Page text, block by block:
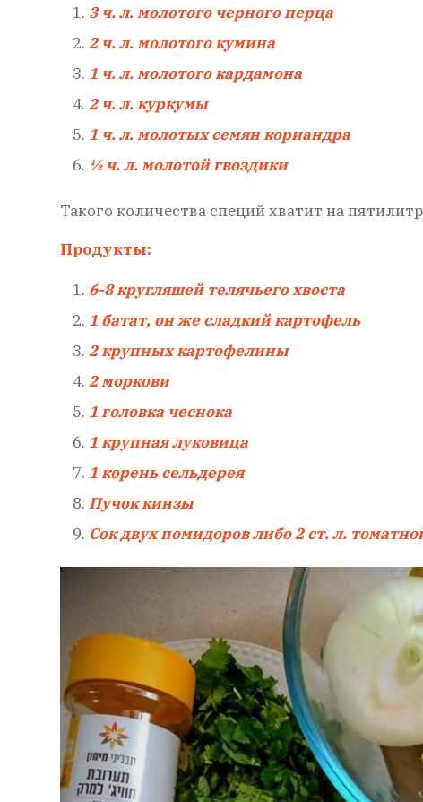
3 ч. л. молотого черного перца
2 ч. л. молотого кумина
1 ч. л. молотого кардамона
2 ч. л. куркумы
1 ч. л. молотых семян кориандра
½ ч. л. молотой гвоздики
Такого количества специй хватит на
Продукты:
6-8 кругляшей телячьего хвоста
1 батат, он же сладкий картофель
2 крупных картофелины
2 моркови
1 головка чеснока
1 крупная луковица
1 корень сельдерея
Пучок кинзы
Сок двух помидоров либо 2 ст. л.